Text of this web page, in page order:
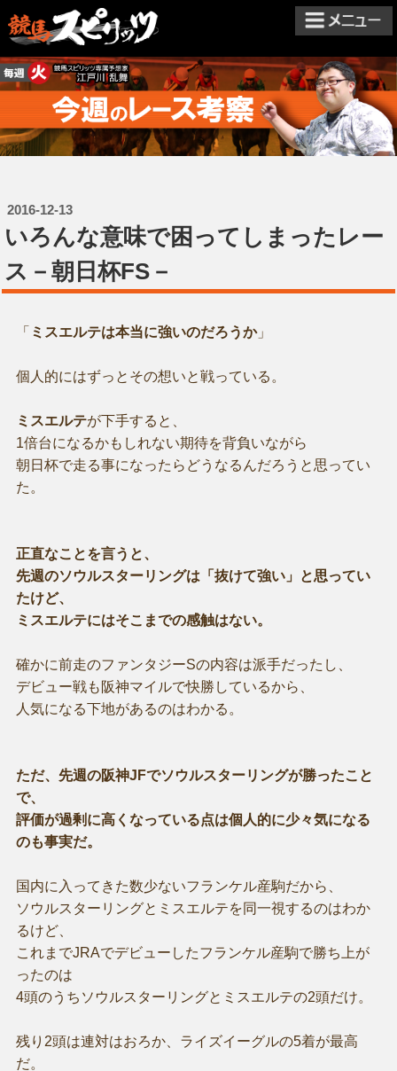
2016-12-13
いろんな意味で困ってしまったレー
ス－朝日杯FS－
「 ミスエルテは本当に強いのだろうか」
個人的にはずっとその想いと戦っている。
ミスエルテが下手すると、
1倍台になるかもしれない期待を背負いながら
朝日杯で走る事になったらどうなるんだろうと思ってい
た。
正直なことを言うと、
先週のソウルスターリングは「抜けて強い」と思ってい
たけど、
ミスエルテにはそこまでの感触はない。
確かに前走のファンタジーSの内容は派手だったし、
デビュー戦も阪神マイルで快勝しているから、
人気になる下地があるのはわかる。
ただ、先週の阪神JFでソウルスターリングが勝ったこと
で、
評価が過剰に高くなっている点は個人的に少々気になる
のも事実だ。
国内に入ってきた数少ないフランケル産駒だから、
ソウルスターリングとミスエルテを同一視するのはわか
るけど、
これまでJRAでデビューしたフランケル産駒で勝ち上が
ったのは
4頭のうちソウルスターリングとミスエルテの2頭だけ。
残り2頭は連対はおろか、ライズイーグルの5着が最高
だ。